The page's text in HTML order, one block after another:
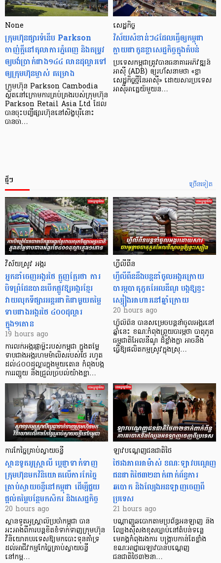
None
ក្រុមហ៊ុនផ្សារទំនើប Parkson
ចាញ់ក្ដីនៅតុលាការភ្នំពេញ និងតម្រូវ
ឲ្យបង់ប្រាក់ជាង១៤៤ លានដុល្លារទៅ
ឲ្យក្រុមហ៊ុនម្ចាស់ គម្រោង
ក្រុមហ៊ុន Parkson Cambodia
ស្ថិតនៅក្រោមការគ្រប់គ្រងរបស់ក្រុមហ៊ុន
Parkson Retail Asia Ltd ដែល
បានចុះបញ្ចីផ្សារហ៊ុននៅសិង្ហបុរីនោះ
បានចា…
សេដ្ឋកិច្ច​
វិស័យ​សំខាន់ៗ​៤​ដែល​ធ្វើ​ឲ្យ​កម្ពុជា​
ក្លាយ​ជា​កូន​ខ្លា​សេដ្ឋកិច្ច​ក្នុង​តំបន់
ប្រទេស​កម្ពុជា​ត្រូវ​បាន​ធនាគារ​អភិវឌ្ឍន៍​
អាស៊ី (ADB) ឲ្យ​រហ័ស​នាមថា «ខ្លា​
សេដ្ឋកិច្ច​ថ្មី​នៃ​អាស៊ី» ដោយសារ​ប្រទេស​
អាស៊ី​អាគ្នេយ៍​មួយ​ន…
ច្រើនទៀត
ថ្មីៗ
វិស័យស្រូវ អង្ករ
អ្នកនាំចេញអង្ករថៃ ត្អូញត្អែរថា ការ
បិទព្រំដែនបានបើកផ្លូវឱ្យអង្ករខ្មែរ
វាយលុកទីផ្សារអន្តរជាតិជាមួយតម្លៃ
ទាបជាងអង្ករថៃ ៤០០ដុល្លារ
ក្នុង១តោន
19 hours ago
ការលក់អង្ករផ្កាម្លិះរបស់កម្ពុជា ក្នុងតម្លៃ
ទាបជាងអង្ករហមម៉ាលិសរបស់ថៃ រហូត
ដល់៤០០ដុល្លារក្នុងមួយតោន កំពុងបង្ក
ការរញ្ជួយ និងជ្រួលច្របល់យ៉ាងខ្លា…
ហ្វីលីពីន
ហ្វីលីពីននឹងបន្តនាំចូលអង្ករក្រោយ
បារម្ភបាតុភូតអែលនីណូ បង្កឱ្យខ្វះ
ស្បៀងអាហារនៅឆ្នាំក្រោយ
20 hours ago
ហ្វីលីពីន បាន​សម្រេចបន្តនាំចូលអង្ករនៅ
ឆ្នាំនេះ ខណៈកំពុងព្រួយបារម្ភថា បាតុភូត
ធម្មជាតិអែលនីណូ ដ៏ខ្លាំងក្លា​ អាចនឹង
ធ្វើឱ្យផលិតកម្មស្រូវក្នុងស្រុ…
ការកែច្នៃគ្រាប់ស្វាយចន្ទី
ស្ថានទូតអូស្ត្រាលី ប្តេជ្ញាទាក់ទាញ
ក្រុមហ៊ុនមក​វិនិយោគលើការកែច្នៃ
គ្រាប់ស្វាយចន្ទីនៅកម្ពុជា ដើម្បីជួយ
ផ្តល់តម្លៃបន្ថែមកសិករ និងសេដ្ឋកិច្ច
20 hours ago
ស្ថានទូតអូស្ត្រាលីប្រចាំកម្ពុជា បាន
អះអាងពីការបន្តខិតខំទាក់ទាញក្រុមហ៊ុន
វិនិយោគបរទេសឱ្យមកបោះទុនគាំទ្រ
ដល់អាជីវកម្មកែច្នៃគ្រាប់ស្វាយចន្ទី
នៅកម្ព…
ឡាវបណ្តេញជនជាតិថៃ
ថៃរងភាពអាម៉ាស់ ខណៈឡាវបណ្តេញ
ជនជាតិថៃ៣២នាក់ពាក់ព័ន្ធការ
ឆបោក និងល្បែងអនឡាញចេញពី
ប្រទេស
21 hours ago
បណ្តាញឆបោកតាមប្រព័ន្ធអនឡាញ និង
ល្បែងស៊ីសងខុសច្បាប់នៅតំបន់ទន្លេ
មេគង្គកំពុងរងការ បង្ក្រាប​កាន់តែខ្លាំង
ខណៈអាជ្ញាធរឡាវបានបណ្តេញ
ជនជាតិថៃ៣២នា…